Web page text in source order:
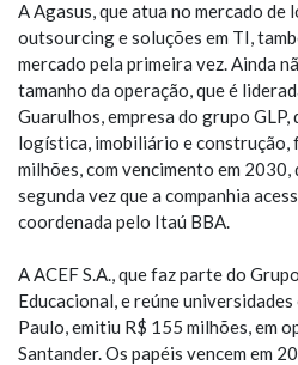
A Agasus, que atua no mercado de
outsourcing e soluções em TI,
mercado pela primeira vez. Ainda
tamanho da operação, que é
Guarulhos, empresa do grupo
logística, imobiliário e construção,
milhões, com vencimento em 2030,
segunda vez que a companhia
coordenada pelo Itaú BBA.
A ACEF S.A., que faz parte do
Educacional, e reúne
Paulo, emitiu R$ 155 milhões, em
Santander. Os papéis vencem em